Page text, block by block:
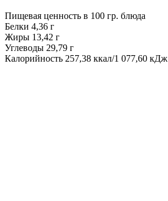
Пищевая ценность в 100 гр. блюда
Белки 4,36 г
Жиры 13,42 г
Углеводы 29,79 г
Калорийность 257,38 ккал/1 077,60 кДж